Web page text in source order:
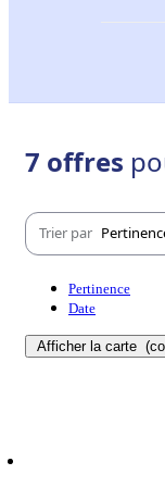
7 offres
Trier par
Pertinence
Date
Afficher la carte